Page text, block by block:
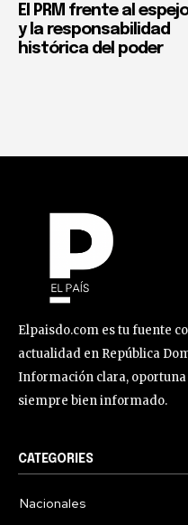
El PRM frente al espejo
y la responsabilidad
histórica del poder
Elpaisdo.com es tu fuente
actualidad en República
Información clara,
siempre bien informado.
CATEGORIES
Nacionales